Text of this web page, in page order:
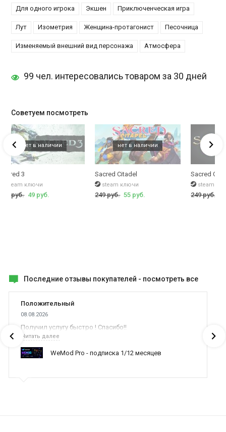
Для одного игрока Экшен Приключенческая игра
Лут Изометрия Женщина-протагонист Песочница
Изменяемый внешний вид персонажа Атмосфера
99 чел. интересовались товаром за 30 дней
Советуем посмотреть
3
steam ключи
руб. 49 руб.
Sacred Citadel
steam ключи
249 руб. 55 руб.
Sacred
steam
249 руб.
Последние отзывы покупателей - посмотреть все
Положительный
08.08.2026
Получил услугу быстро ! Спасибо!!
Читать далее
WeMod Pro - подписка 1/12 месяцев